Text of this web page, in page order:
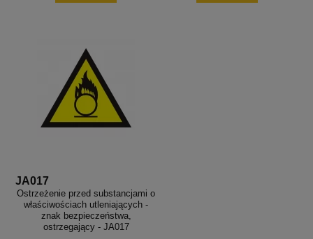
JA017
Ostrzeżenie przed substancjami o
właściwościach utleniających -
znak bezpieczeństwa,
ostrzegający - JA017